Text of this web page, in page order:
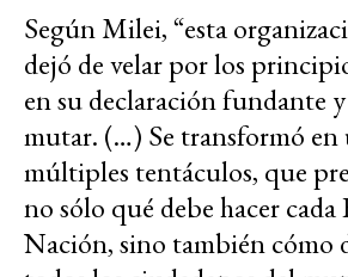
Según Milei, “esta
dejó de velar por los
en su declaración fundante
mutar. (…) Se transformó en
múltiples tentáculos, que
no sólo qué debe hacer cada
Nación, sino también cómo